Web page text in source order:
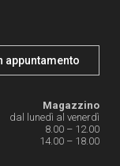
appuntamento
Magazzino
dal lunedì al venerdì
8.00 – 12.00
14.00 – 18.00